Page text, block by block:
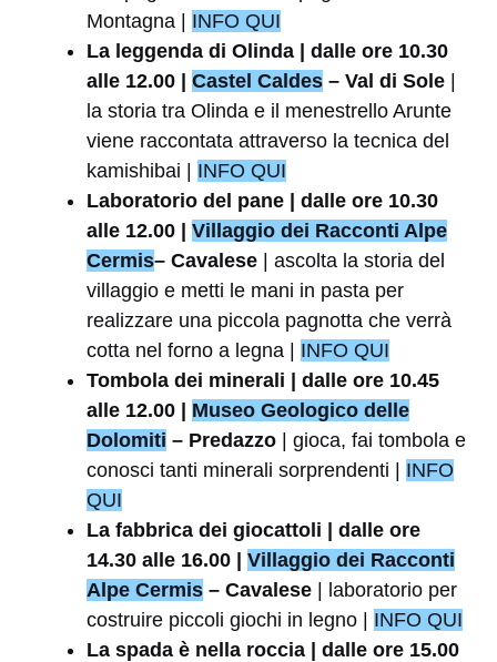
Montagna | INFO QUI
La leggenda di Olinda | dalle ore 10.30
alle 12.00 | Castel Caldes – Val di Sole |
la storia tra Olinda e il menestrello Arunte
viene raccontata attraverso la tecnica del
kamishibai | INFO QUI
Laboratorio del pane | dalle ore 10.30
alle 12.00 | Villaggio dei Racconti Alpe
Cermis– Cavalese | ascolta la storia del
villaggio e metti le mani in pasta per
realizzare una piccola pagnotta che verrà
cotta nel forno a legna | INFO QUI
Tombola dei minerali | dalle ore 10.45
alle 12.00 | Museo Geologico delle
Dolomiti – Predazzo | gioca, fai tombola e
conosci tanti minerali sorprendenti | INFO
QUI
La fabbrica dei giocattoli | dalle ore
14.30 alle 16.00 | Villaggio dei Racconti
Alpe Cermis – Cavalese | laboratorio per
costruire piccoli giochi in legno | INFO QUI
La spada è nella roccia | dalle ore 15.00